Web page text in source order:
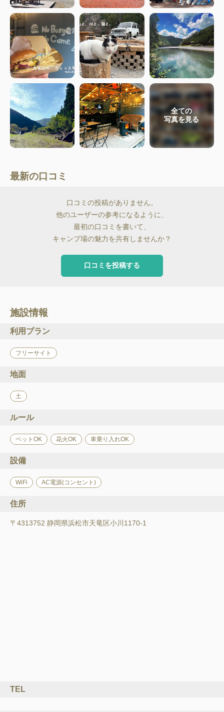
全ての
写真を見る
最新の口コミ
口コミの投稿がありません。
他のユーザーの参考になるように、
最初の口コミを書いて、
キャンプ場の魅力を共有しませんか？
口コミを投稿する
施設情報
利用プラン
フリーサイト
地面
土
ルール
ペットOK 花火OK 車乗り入れOK
設備
WiFi AC電源(コンセント)
住所
〒4313752 静岡県浜松市天竜区小川1170-1
TEL